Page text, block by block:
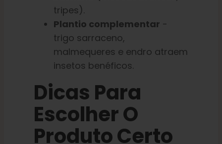
tripes).
Plantio complementar -
trigo sarraceno,
malmequeres e endro atraem
insetos benéficos.
Dicas Para
Escolher O
Produto Certo